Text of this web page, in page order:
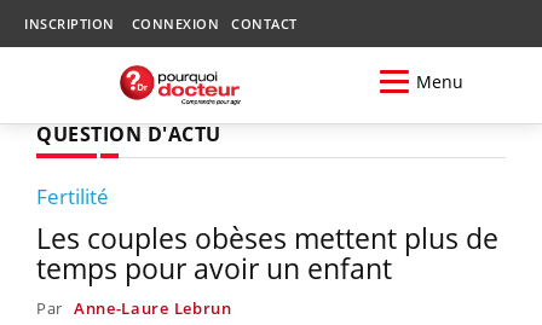
INSCRIPTION CONNEXION CONTACT
Menu
QUESTION D'ACTU
Fertilité
Les couples obèses mettent plus de
temps pour avoir un enfant
Par Anne-Laure Lebrun